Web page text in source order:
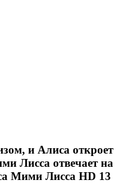
и Алиса откроет
Лисса отвечает на
Мими Лисса HD 13